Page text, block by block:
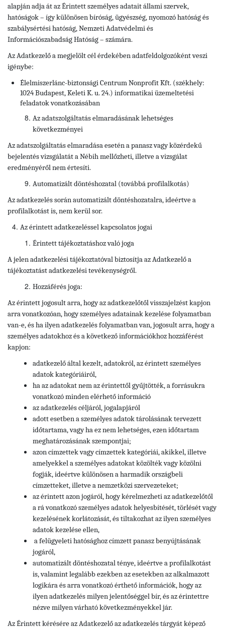
alapján adja át az Érintett személyes adatait állami szervek,
hatóságok – így különösen bíróság, ügyészség, nyomozó hatóság és
szabálysértési hatóság, Nemzeti Adatvédelmi és
Információszabadság Hatóság – számára.
Az Adatkezelő a megjelölt cél érdekében adatfeldolgozóként veszi
igénybe:
Élelmiszerlánc-biztonsági Centrum Nonprofit Kft. (székhely:
1024 Budapest, Keleti K. u. 24.) informatikai üzemeltetési
feladatok vonatkozásában
Az adatszolgáltatás elmaradásának lehetséges
következményei
Az adatszolgáltatás elmaradása esetén a panasz vagy közérdekű
bejelentés vizsgálatát a Nébih mellőzheti, illetve a vizsgálat
eredményéről nem értesíti.
Automatizált döntéshozatal (továbbá profilalkotás)
Az adatkezelés során automatizált döntéshozatalra, ideértve a
profilalkotást is, nem kerül sor.
Az érintett adatkezeléssel kapcsolatos jogai
Érintett tájékoztatáshoz való joga
A jelen adatkezelési tájékoztatóval biztosítja az Adatkezelő a
tájékoztatást adatkezelési tevékenységről.
Hozzáférés joga:
Az érintett jogosult arra, hogy az adatkezelőtől visszajelzést kapjon
arra vonatkozóan, hogy személyes adatainak kezelése folyamatban
van-e, és ha ilyen adatkezelés folyamatban van, jogosult arra, hogy a
személyes adatokhoz és a következő információkhoz hozzáférést
kapjon:
adatkezelő által kezelt, adatokról, az érintett személyes
adatok kategóriáiról,
ha az adatokat nem az érintettől gyűjtötték, a forrásukra
vonatkozó minden elérhető információ
az adatkezelés céljáról, jogalapjáról
adott esetben a személyes adatok tárolásának tervezett
időtartama, vagy ha ez nem lehetséges, ezen időtartam
meghatározásának szempontjai;
azon címzettek vagy címzettek kategóriái, akikkel, illetve
amelyekkel a személyes adatokat közölték vagy közölni
fogják, ideértve különösen a harmadik országbeli
címzetteket, illetve a nemzetközi szervezeteket;
az érintett azon jogáról, hogy kérelmezheti az adatkezelőtől
a rá vonatkozó személyes adatok helyesbítését, törlését vagy
kezelésének korlátozását, és tiltakozhat az ilyen személyes
adatok kezelése ellen,
a felügyeleti hatósághoz címzett panasz benyújtásának
jogáról,
automatizált döntéshozatal ténye, ideértve a profilalkotást
is, valamint legalább ezekben az esetekben az alkalmazott
logikára és arra vonatkozó érthető információk, hogy az
ilyen adatkezelés milyen jelentőséggel bír, és az érintettre
nézve milyen várható következményekkel jár.
Az Érintett kérésére az Adatkezelő az adatkezelés tárgyát képező